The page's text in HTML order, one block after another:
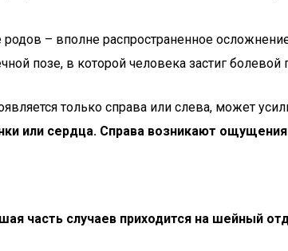
– вполне распространенное
позе, в которой человека застиг болевой
только справа или слева, может
или сердца. Справа возникают
часть случаев приходится на шейный